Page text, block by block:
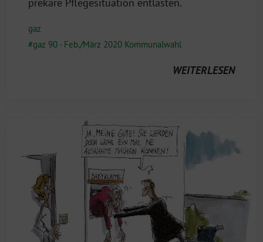
prekäre Pflegesituation entlasten.
gaz
gaz 90 - Feb./März 2020 Kommunalwahl
WEITERLESEN